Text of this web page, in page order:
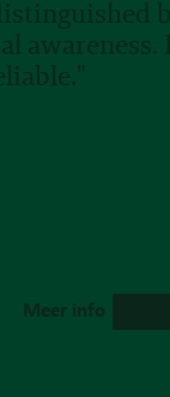
Meer info